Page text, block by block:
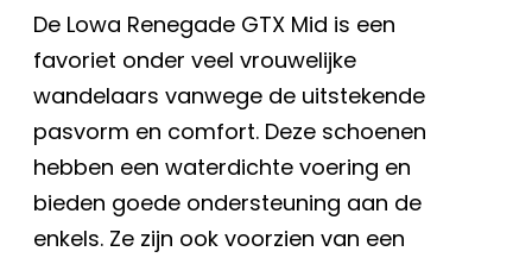
De Lowa Renegade GTX Mid is een
favoriet onder veel vrouwelijke
wandelaars vanwege de uitstekende
pasvorm en comfort. Deze schoenen
hebben een waterdichte voering en
bieden goede ondersteuning aan de
enkels. Ze zijn ook voorzien van een